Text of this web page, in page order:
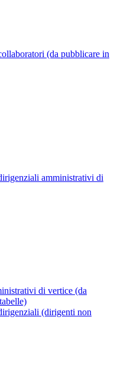
(da pubblicare in
amministrativi di
di vertice (da
(dirigenti non